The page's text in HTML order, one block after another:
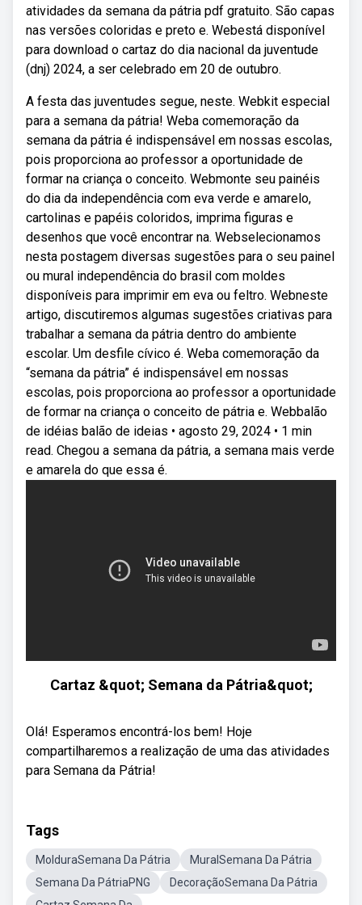
atividades da semana da pátria pdf gratuito. São capas
nas versões coloridas e preto e. Webestá disponível
para download o cartaz do dia nacional da juventude
(dnj) 2024, a ser celebrado em 20 de outubro.
A festa das juventudes segue, neste. Webkit especial
para a semana da pátria! Weba comemoração da
semana da pátria é indispensável em nossas escolas,
pois proporciona ao professor a oportunidade de
formar na criança o conceito. Webmonte seu painéis
do dia da independência com eva verde e amarelo,
cartolinas e papéis coloridos, imprima figuras e
desenhos que você encontrar na. Webselecionamos
nesta postagem diversas sugestões para o seu painel
ou mural independência do brasil com moldes
disponíveis para imprimir em eva ou feltro. Webneste
artigo, discutiremos algumas sugestões criativas para
trabalhar a semana da pátria dentro do ambiente
escolar. Um desfile cívico é. Weba comemoração da
“semana da pátria” é indispensável em nossas
escolas, pois proporciona ao professor a oportunidade
de formar na criança o conceito de pátria e. Webbalão
de idéias balão de ideias • agosto 29, 2024 • 1 min
read. Chegou a semana da pátria, a semana mais verde
e amarela do que essa é.
Cartaz &quot; Semana da Pátria&quot;
Olá! Esperamos encontrá-los bem! Hoje
compartilharemos a realização de uma das atividades
para Semana da Pátria!
Tags
MolduraSemana Da Pátria
MuralSemana Da Pátria
Semana Da PátriaPNG
DecoraçãoSemana Da Pátria